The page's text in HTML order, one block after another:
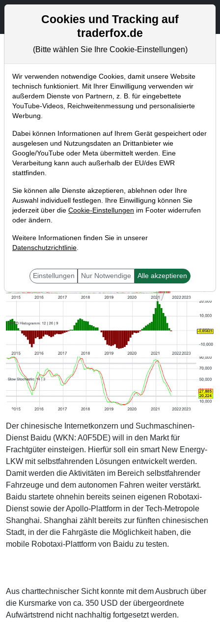
Aktien- und Artikelsuche
Chartanalysen
Home Blog Chartanalysen
Chartanalyse Baidu: Turnaround im
Big-Picture in Sicht – Aktie jetzt
kaufen?
20.09.2021 um 07:34 Uhr | P. Uhlschmied
Der chinesische Internetkonzern und Suchmaschinen-
Dienst Baidu (WKN: A0F5DE) will in den Markt für
Frachtgüter einsteigen. Hierfür soll ein smart New Energy-
LKW mit selbstfahrenden Lösungen entwickelt werden.
Damit werden die Aktivitäten im Bereich selbstfahrender
Fahrzeuge und dem autonomen Fahren weiter verstärkt.
Baidu startete ohnehin bereits seinen eigenen Robotaxi-
Dienst sowie der Apollo-Plattform in der Tech-Metropole
Shanghai. Shanghai zählt bereits zur fünften chinesischen
Stadt, in der die Fahrgäste die Möglichkeit haben, die
mobile Robotaxi-Plattform von Baidu zu testen.
Aus charttechnischer Sicht konnte mit dem Ausbruch über
die Kursmarke von ca. 350 USD der übergeordnete
Aufwärtstrend nicht nachhaltig fortgesetzt werden.
Cookies und Tracking auf
traderfox.de
(Bitte wählen Sie Ihre Cookie-Einstellungen)
Wir verwenden notwendige Cookies, damit unsere Website
technisch funktioniert. Mit Ihrer Einwilligung verwenden wir
außerdem Dienste von Partnern, z. B. für eingebettete
YouTube-Videos, Reichweitenmessung und personalisierte
Werbung.
Dabei können Informationen auf Ihrem Gerät gespeichert oder
ausgelesen und Nutzungsdaten an Drittanbieter wie
Google/YouTube oder Meta übermittelt werden. Eine
Verarbeitung kann auch außerhalb der EU/des EWR
stattfinden.
Sie können alle Dienste akzeptieren, ablehnen oder Ihre
Auswahl individuell festlegen. Ihre Einwilligung können Sie
jederzeit über die Cookie-Einstellungen im Footer widerrufen
oder ändern.
Weitere Informationen finden Sie in unserer
Datenschutzrichtlinie.
Einstellungen Nur Notwendige Alle akzeptieren